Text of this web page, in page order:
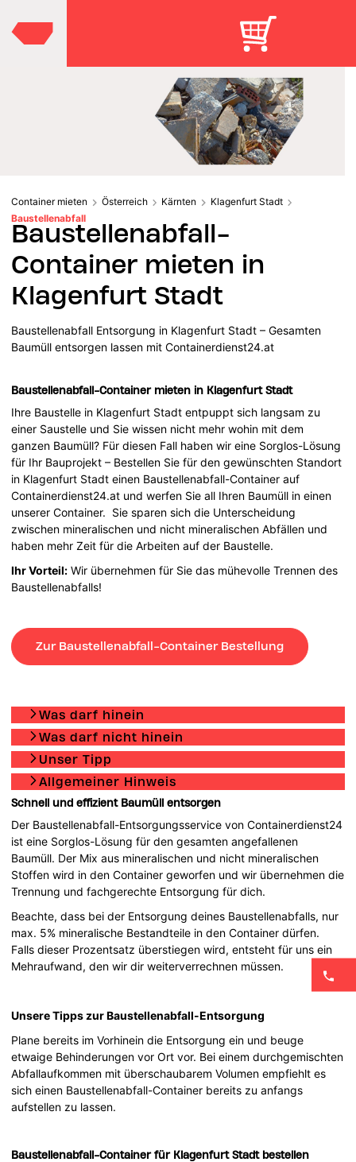
Container mieten Österreich Kärnten
Klagenfurt Stadt
Baustellenabfall
Baustellenabfall-
Container mieten in
Klagenfurt Stadt
Baustellenabfall Entsorgung in Klagenfurt Stadt – Gesamten
Baumüll entsorgen lassen mit Containerdienst24.at
Baustellenabfall-Container mieten in Klagenfurt Stadt
Ihre Baustelle in Klagenfurt Stadt entpuppt sich langsam zu
einer Saustelle und Sie wissen nicht mehr wohin mit dem
ganzen Baumüll? Für diesen Fall haben wir eine Sorglos-Lösung
für Ihr Bauprojekt – Bestellen Sie für den gewünschten Standort
in Klagenfurt Stadt einen Baustellenabfall-Container auf
Containerdienst24.at und werfen Sie all Ihren Baumüll in einen
unserer Container. Sie sparen sich die Unterscheidung
zwischen mineralischen und nicht mineralischen Abfällen und
haben mehr Zeit für die Arbeiten auf der Baustelle.
Ihr Vorteil: Wir übernehmen für Sie das mühevolle Trennen des
Baustellenabfalls!
Zur Baustellenabfall-Container Bestellung
Was darf hinein
Was darf nicht hinein
Unser Tipp
Allgemeiner Hinweis
Schnell und effizient Baumüll entsorgen
Der Baustellenabfall-Entsorgungsservice von Containerdienst24
ist eine Sorglos-Lösung für den gesamten angefallenen
Baumüll. Der Mix aus mineralischen und nicht mineralischen
Stoffen wird in den Container geworfen und wir übernehmen die
Trennung und fachgerechte Entsorgung für dich.
Beachte, dass bei der Entsorgung deines Baustellenabfalls, nur
max. 5% mineralische Bestandteile in den Container dürfen.
Falls dieser Prozentsatz überstiegen wird, entsteht für uns ein
Mehraufwand, den wir dir weiterverrechnen müssen.
Unsere Tipps zur Baustellenabfall-Entsorgung
Plane bereits im Vorhinein die Entsorgung ein und beuge
etwaige Behinderungen vor Ort vor. Bei einem durchgemischten
Abfallaufkommen mit überschaubarem Volumen empfiehlt es
sich einen Baustellenabfall-Container bereits zu anfangs
aufstellen zu lassen.
Baustellenabfall-Container für Klagenfurt Stadt bestellen